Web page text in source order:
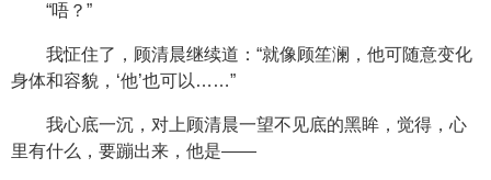
“唔？”
我怔住了，顾清晨继续道：“就像顾笙澜，他可随意变化
身体和容貌，‘他’也可以……”
我心底一沉，对上顾清晨一望不见底的黑眸，觉得，心
里有什么，要蹦出来，他是——